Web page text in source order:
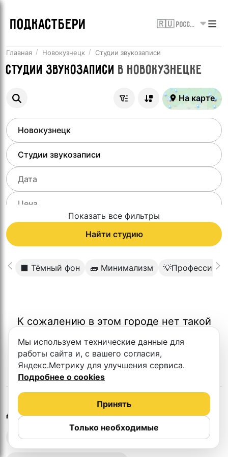
ПОДКАСТБЕРИ 🇷🇺 Россия
Главная Новокузнецк Студии звукозаписи
Студии звукозаписи в Новокузнецке
На карте
Показать все фильтры
Найти студию
⬛️ Тёмный фон 🧱 Минимализм
К сожалению в этом городе нет такой
Другие студии в Новокузнецке
Выездная запись подкастов
Мы используем технические данные для
работы сайта и, с вашего согласия,
Яндекс.Метрику для улучшения сервиса.
Подробнее о cookies
Только необходимые
Принять